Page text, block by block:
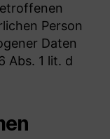
Person
Daten
Abs. 1 lit. d